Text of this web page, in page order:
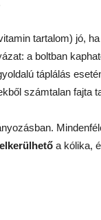
tartalom) jó,
a boltban
táplálás
számtalan fajta
elkerülhető a kólika,